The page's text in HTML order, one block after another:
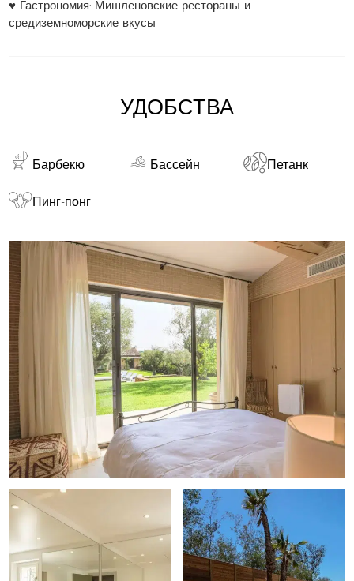
♥ Гастрономия: Мишленовские рестораны и
средиземноморские вкусы
УДОБСТВА
Барбекю Бассейн Петанк
Пинг-понг